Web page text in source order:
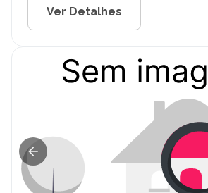
Ver Detalhes